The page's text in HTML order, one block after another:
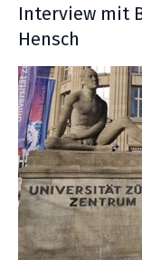
Interview mit
Hensch